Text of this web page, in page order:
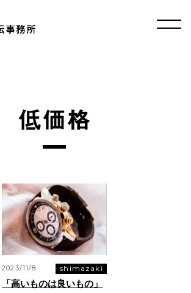
低価格
2023/11/8 shimazaki
「高いものは良いもの」